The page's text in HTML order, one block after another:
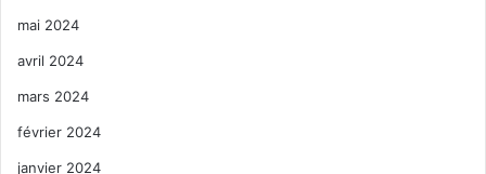
mai 2024
avril 2024
mars 2024
février 2024
janvier 2024